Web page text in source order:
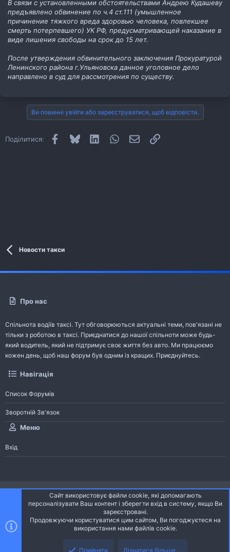
В связи с установленными обстоятельствами Андрею Кудашеву
предъявлено обвинение по ч.4 ст.111 (умышленное
причинение тяжкого вреда здоровью человека, повлекшее
смерть потерпевшего) УК РФ, предусматривающей наказание в
виде лишения свободы на срок до 15 лет.
После утверждения обвинительного заключения Прокуратурой
Ленинского района г.Ульяновска данное уголовное дело
направлено в суд для рассмотрения по существу.
Ви повинні увійти або зареєструватися, щоб відповісти.
Поділитися: Facebook
Bluesky LinkedInWhatsApp
E-mailПосилання
Новости такси
Про нас
Спільнота водіїв таксі. Тут обговорюються актуальні теми, пов'язані не
тільки з роботою в таксі. Приєднатися до нашої спільноти може будь-
який водитель, який не підтримує своє життя без авто. Ми працюємо
кожен день, щоб наш форум був одним із кращих. Приєднуйтесь.
Навігація
Список Форумів
Зворотній Зв'язок
Меню
Вхід
Ніч
Українська (UA)
Community platform by XenForo® © 2010-2026 XenForo Ltd.
Community platform by XenForo © 2010-2022 XenForo Ltd. | dev: Pages
Сайт використовує файли cookie, які допомагають
персоналізувати Ваш контент і зберегти вхід в систему, якщо Ви
зареєстровані.
Продовжуючи користуватися цим сайтом, Ви погоджуєтеся на
використання нами файлів cookie.
Прийняти Дізнатися більше....